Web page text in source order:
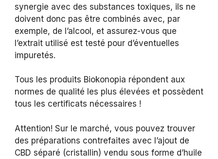
synergie avec des substances toxiques, ils ne
doivent donc pas être combinés avec, par
exemple, de l’alcool, et assurez-vous que
l’extrait utilisé est testé pour d’éventuelles
impuretés.
Tous les produits Biokonopia répondent aux
normes de qualité les plus élevées et possèdent
tous les certificats nécessaires !
Attention! Sur le marché, vous pouvez trouver
des préparations contrefaites avec l’ajout de
CBD séparé (cristallin) vendu sous forme d’huile